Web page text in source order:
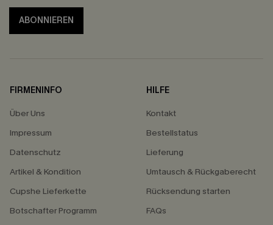
ABONNIEREN
FIRMENINFO
Über Uns
Impressum
Datenschutz
Artikel & Kondition
Cupshe Lieferkette
Botschafter Programm
HILFE
Kontakt
Bestellstatus
Lieferung
Umtausch & Rückgaberecht
Rücksendung starten
FAQs